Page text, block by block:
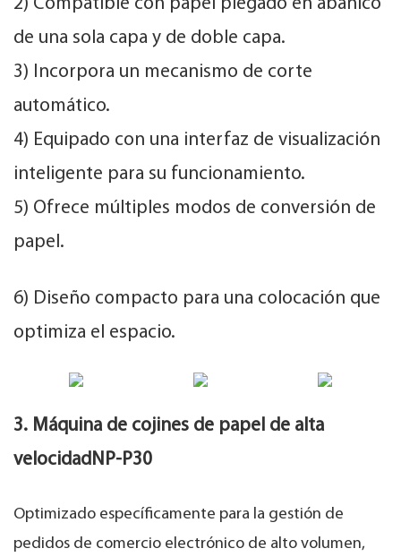
2) Compatible con papel plegado en abanico
de una sola capa y de doble capa.
3) Incorpora un mecanismo de corte
automático.
4) Equipado con una interfaz de visualización
inteligente para su funcionamiento.
5) Ofrece múltiples modos de conversión de
papel.
6) Diseño compacto para una colocación que
optimiza el espacio.
3. Máquina de cojines de papel de alta
velocidadNP-P30
Optimizado específicamente para la gestión de
pedidos de comercio electrónico de alto volumen,